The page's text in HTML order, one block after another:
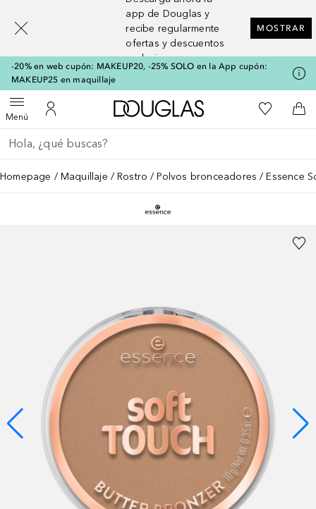
app de Douglas y
recibe regularmente
ofertas y descuentos
exclusivos
MOSTRAR
-20% en web cupón: MAKEUP20, -25% SOLO en la App cupón:
MAKEUP25 en maquillaje
MenúAbrir menúMi cuenta
A Douglas HomeMi lista de
A
Regresar
Ejecutar búsqueda
Homepage Maquillaje Rostro Polvos bronceadores Essence
[navigation.slideout.screenreader]